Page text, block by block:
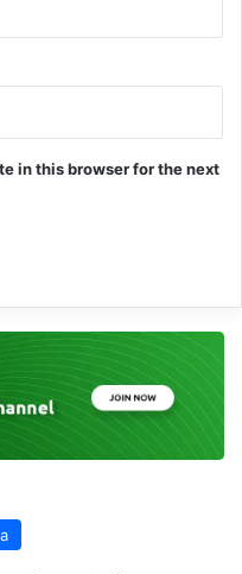
in this browser for the next